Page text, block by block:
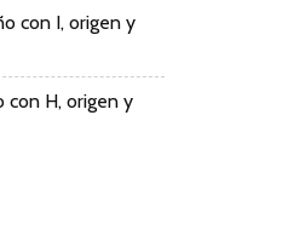
con I, origen y
con H, origen y